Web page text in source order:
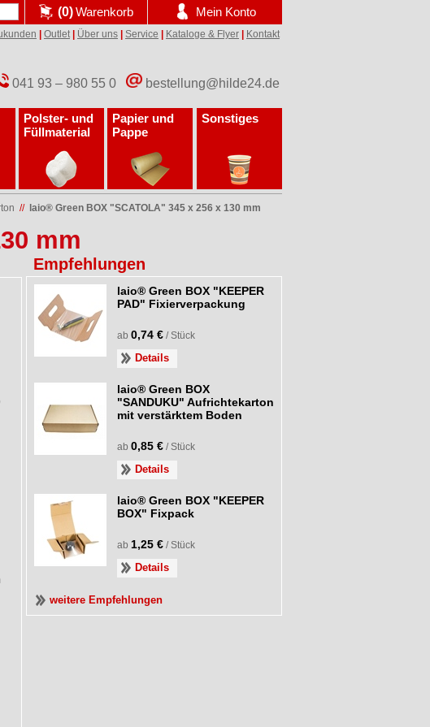
Outlet Über uns Service Kataloge & Flyer Kontakt
041 93 – 980 55 0 bestellung@hilde24.de
(0)Warenkorb Mein Konto
Polster- und
Füllmaterial
Papier und
Pappe
Sonstiges
// laio® Green BOX "SCATOLA" 345 x 256 x 130 mm
mm
Empfehlungen
laio® Green BOX "KEEPER
PAD" Fixierverpackung
ab 0,74 € / Stück
Details
laio® Green BOX
"SANDUKU" Aufrichtekarton
mit verstärktem Boden
ab 0,85 € / Stück
Details
laio® Green BOX "KEEPER
BOX" Fixpack
ab 1,25 € / Stück
Details
weitere Empfehlungen